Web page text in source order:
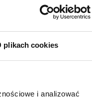
plikach cookies
i analizować